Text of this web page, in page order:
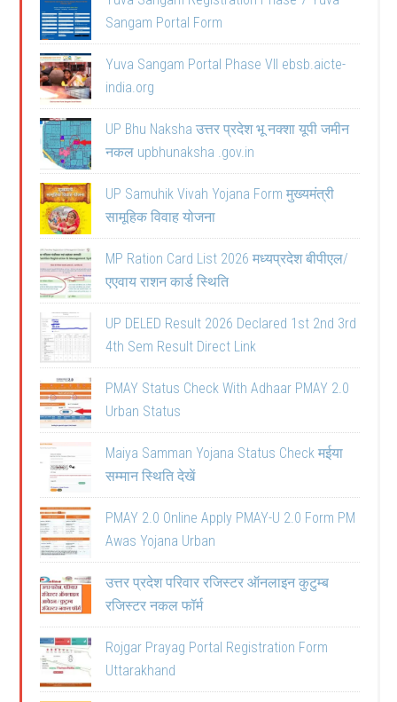
Sangam Portal Form
Yuva Sangam Portal Phase VII ebsb.aicte-
india.org
UP Bhu Naksha उत्तर प्रदेश भू नक्शा यूपी जमीन
नकल upbhunaksha .gov.in
UP Samuhik Vivah Yojana Form मुख्यमंत्री
सामूहिक विवाह योजना
MP Ration Card List 2026 मध्यप्रदेश बीपीएल/
एएवाय राशन कार्ड स्थिति
UP DELED Result 2026 Declared 1st 2nd 3rd
4th Sem Result Direct Link
PMAY Status Check With Adhaar PMAY 2.0
Urban Status
Maiya Samman Yojana Status Check मईया
सम्मान स्थिति देखें
PMAY 2.0 Online Apply PMAY-U 2.0 Form PM
Awas Yojana Urban
उत्तर प्रदेश परिवार रजिस्टर ऑनलाइन कुटुम्ब
रजिस्टर नकल फॉर्म
Rojgar Prayag Portal Registration Form
Uttarakhand